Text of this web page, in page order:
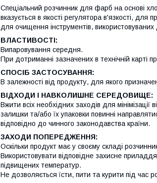
Спеціальний розчинник для фарб на основі
вказується в якості регулятора в'язкості,
для очищення інструментів,
ВЛАСТИВОСТІ:
Випаровування середня.
При дотриманні зазначених в технічній карті
СПОСІБ ЗАСТОСУВАННЯ:
В залежності від продукту, для якого
ВІДХОДИ І НАВКОЛИШНЕ СЕРЕДОВИЩЕ:
Вжити всіх необхідних заходів для
залишки та/або їх упаковки повинні
відповідно до чинного законодавства країни.
ЗАХОДИ ПОПЕРЕДЖЕННЯ:
Оскільки продукт має у своєму складі
Використовувати відповідне захисне
підвищених температур.
Не дозволяється їсти, пити та курити під час